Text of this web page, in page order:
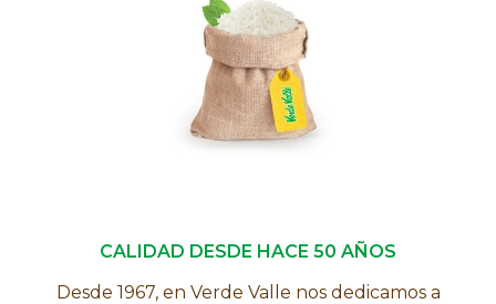
CALIDAD DESDE HACE 50 AÑOS
Desde 1967, en Verde Valle nos dedicamos a